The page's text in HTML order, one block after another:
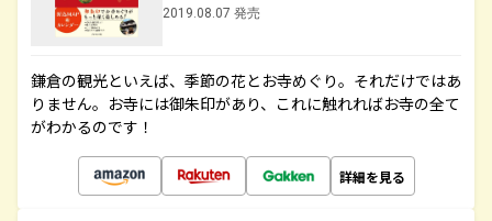
2019.08.07 発売
鎌倉の観光といえば、季節の花とお寺めぐり。それだけではあ
りません。お寺には御朱印があり、これに触れればお寺の全て
がわかるのです！
詳細を見る